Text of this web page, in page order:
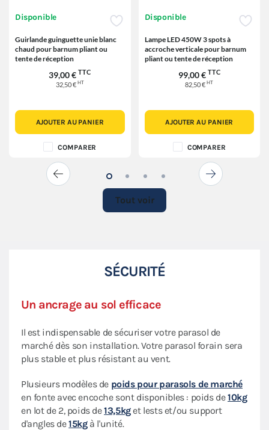
Disponible
Guirlande guinguette unie blanc
chaud pour barnum pliant ou
tente de réception
39,00 € TTC
32,50 € HT
AJOUTER AU PANIER
COMPARER
Disponible
Lampe LED 450W 3 spots à
accroche verticale pour barnum
pliant ou tente de réception
99,00 € TTC
82,50 €HT
AJOUTER AU PANIER
COMPARER
Tout voir
SÉCURITÉ
Un ancrage au sol efficace
Il est indispensable de sécuriser votre parasol de
marché dès son installation. Votre parasol forain sera
plus stable et plus résistant au vent.
Plusieurs modèles de poids pour parasols de marché
en fonte avec encoche sont disponibles : poids de10kg
en lot de 2, poids de13,5kget lests et/ou support
d'angles de15kgà l'unité.